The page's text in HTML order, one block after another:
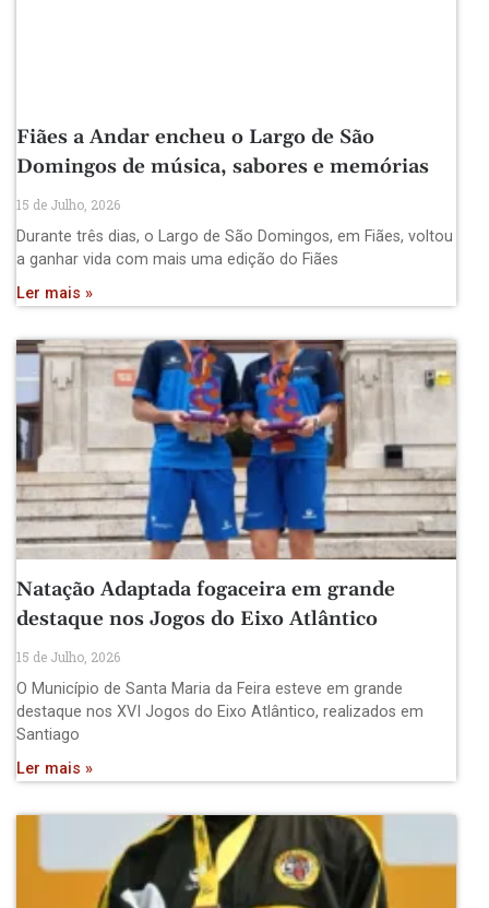
Fiães a Andar encheu o Largo de São
Domingos de música, sabores e memórias
15 de Julho, 2026
Durante três dias, o Largo de São Domingos, em Fiães, voltou
a ganhar vida com mais uma edição do Fiães
Ler mais »
Natação Adaptada fogaceira em grande
destaque nos Jogos do Eixo Atlântico
15 de Julho, 2026
O Município de Santa Maria da Feira esteve em grande
destaque nos XVI Jogos do Eixo Atlântico, realizados em
Santiago
Ler mais »